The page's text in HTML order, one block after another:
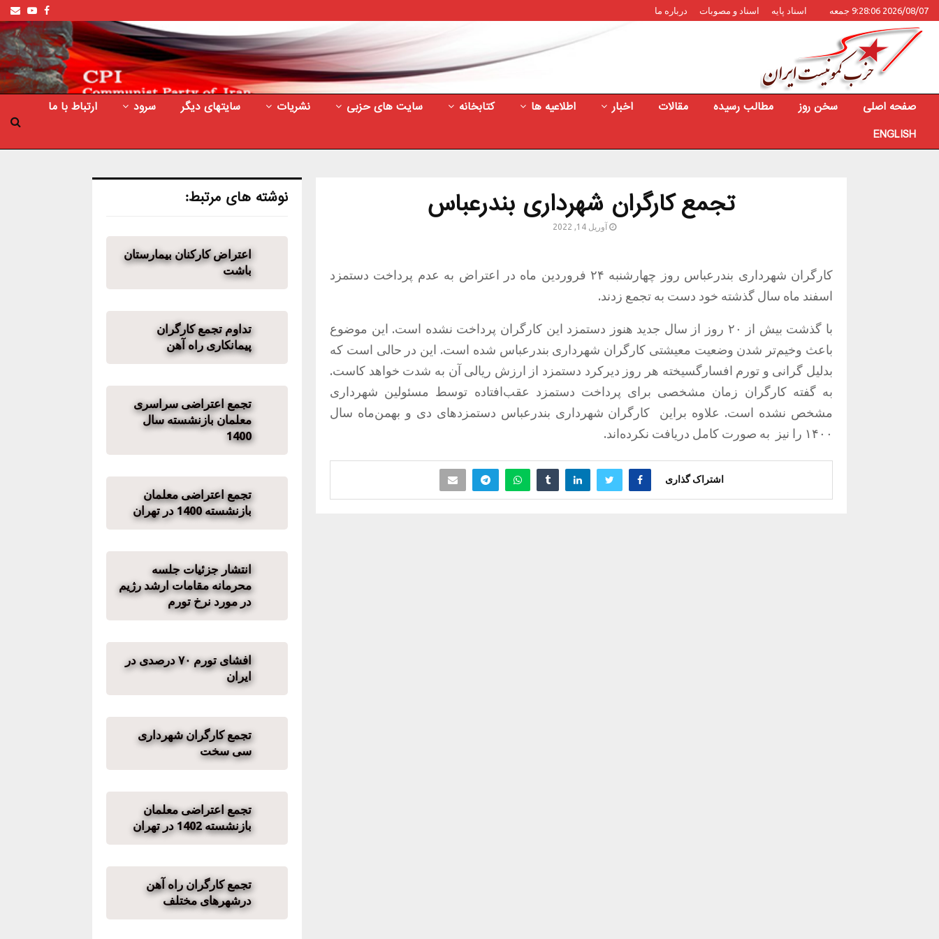
2026/08/07 9:28:06 جمعه اسناد پایه اسناد و مصوبات درباره ما Facebook
صفحه اصلی سخن روز مطالب رسیده مقالات اخبار اطلاعیه ها کتابخانه سایت های حزبی نشریات سایتهای دیگر سرود
ارتباط با ما
ENGLISH
تجمع کارگران شهرداری بندرعباس
آوریل 14, 2022
کارگران شهرداری بندرعباس روز چهارشنبه ۲۴ فروردین ماه در اعتراض به عدم پرداخت دستمزد
اسفند ماه سال گذشته خود دست به تجمع زدند.
با گذشت بیش از ۲۰ روز از سال جدید هنوز دستمزد این کارگران پرداخت نشده است. این موضوع
باعث وخیم‌تر شدن وضعیت معیشتی کارگران شهرداری بندرعباس شده است. این در حالی است که
بدلیل گرانی و تورم افسارگسیخته هر روز دیرکرد دستمزد از ارزش ریالی آن به شدت خواهد کاست.
به گفته کارگران زمان مشخصی برای پرداخت دستمزد عقب‌افتاده توسط مسئولین شهرداری
مشخص نشده است. علاوه براین
کارگران شهرداری بندرعباس دستمزدهای دی و بهمن‌ماه سال
۱۴۰۰ را نیز
به صورت کامل دریافت نکرده‌اند.
اشتراک گذاری
نوشته های مرتبط:
اعتراض کارکنان بیمارستان
باشت
تداوم تجمع کارگران
پیمانکاری راه آهن
تجمع اعتراضی سراسری
معلمان بازنشسته سال
1400
تجمع اعتراضی معلمان
بازنشسته 1400 در تهران
انتشار جزئیات جلسه
محرمانه مقامات ارشد رژیم
در مورد نرخ تورم
افشای تورم ۷۰ درصدی در
ایران
تجمع کارگران شهرداری
سی سخت
تجمع اعتراضی معلمان
بازنشسته 1402 در تهران
تجمع کارگران راه آهن
درشهرهای مختلف